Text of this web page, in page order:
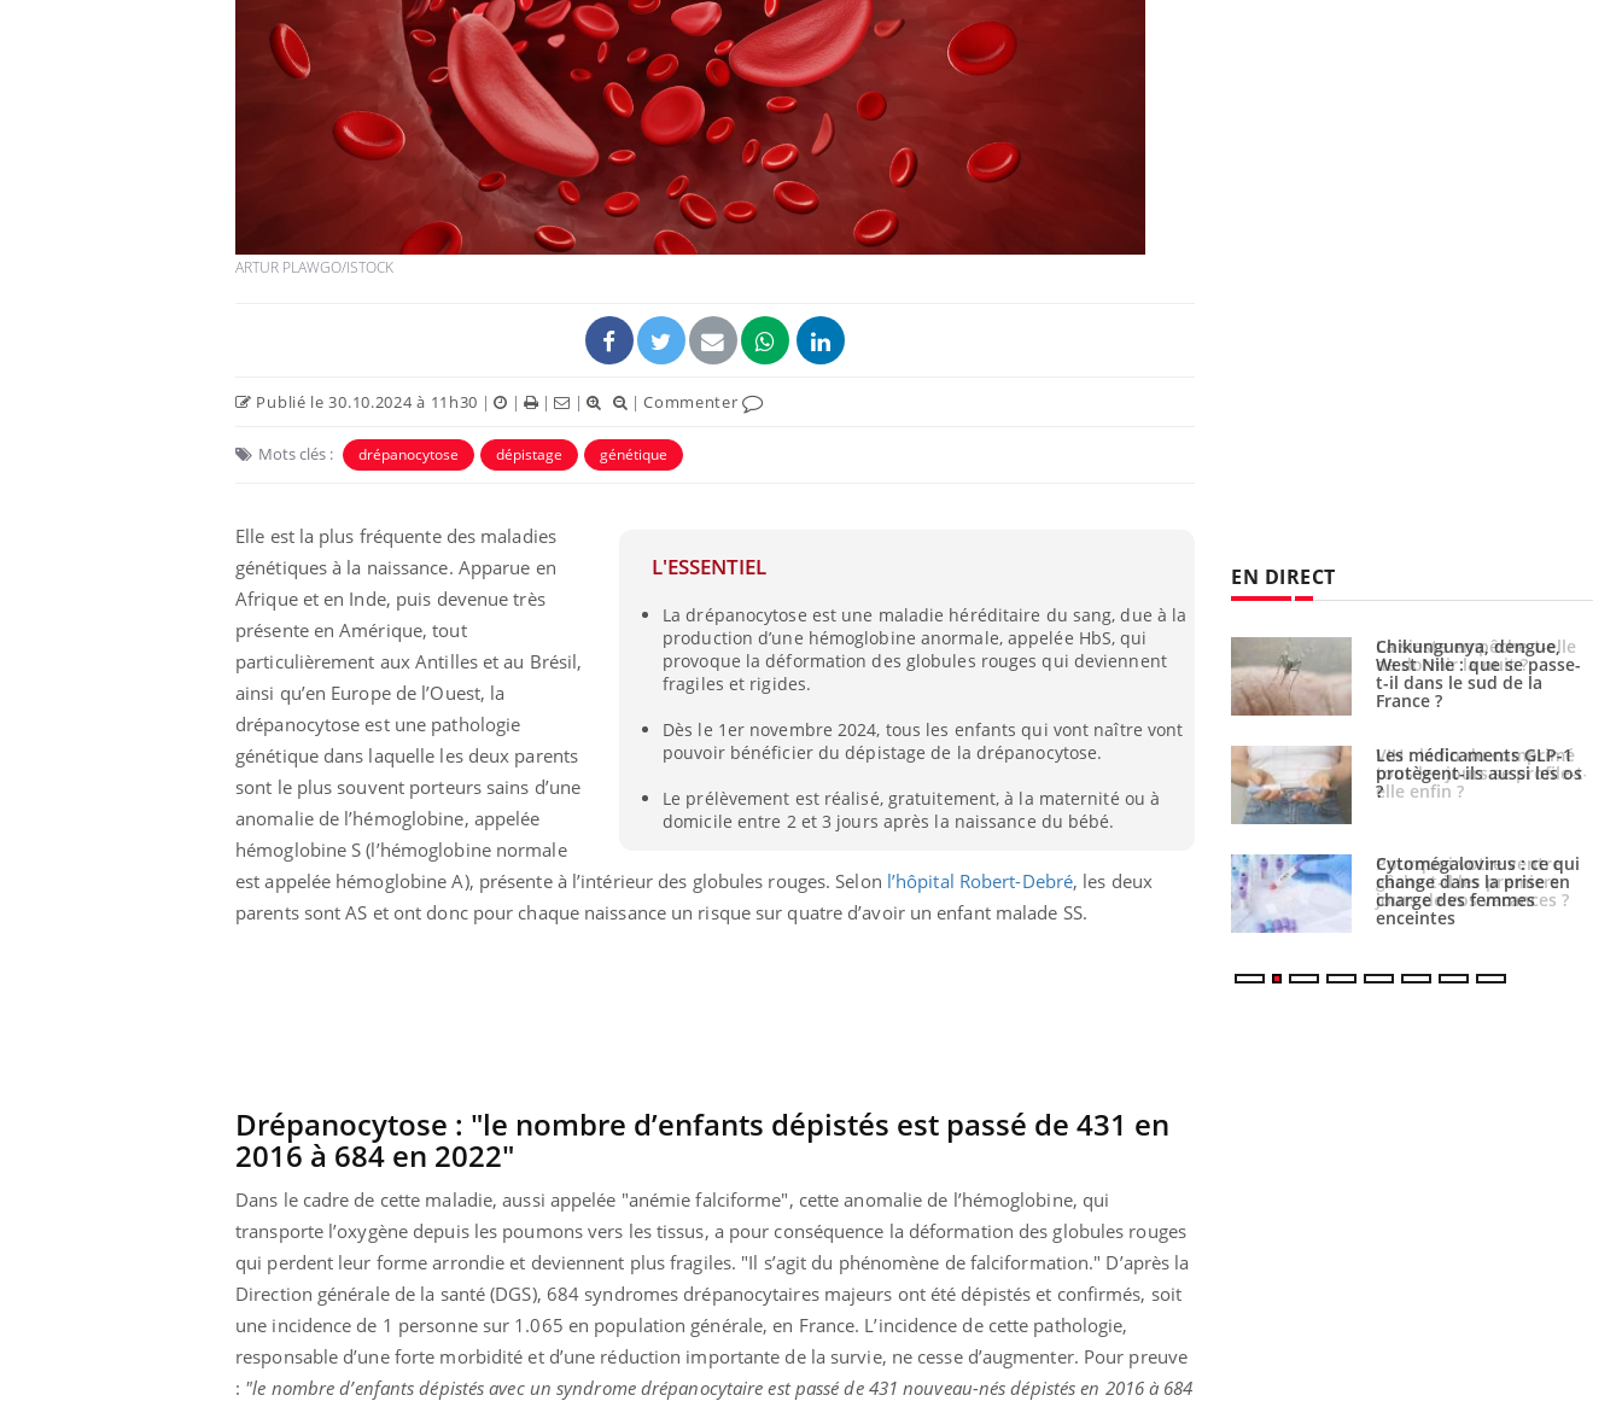
ARTUR PLAWGO/ISTOCK
Publié le 30.10.2024 à 11h30 | | | | |Commenter
Mots clés : drépanocytose dépistage génétique
L'ESSENTIEL
La drépanocytose est une maladie héréditaire du sang, due à la
production d’une hémoglobine anormale, appelée HbS, qui
provoque la déformation des globules rouges qui deviennent
fragiles et rigides.
Dès le 1er novembre 2024, tous les enfants qui vont naître vont
pouvoir bénéficier du dépistage de la drépanocytose.
Le prélèvement est réalisé, gratuitement, à la maternité ou à
domicile entre 2 et 3 jours après la naissance du bébé.
Elle est la plus fréquente des maladies
génétiques à la naissance. Apparue en
Afrique et en Inde, puis devenue très
présente en Amérique, tout
particulièrement aux Antilles et au Brésil,
ainsi qu’en Europe de l’Ouest, la
drépanocytose est une pathologie
génétique dans laquelle les deux parents
sont le plus souvent porteurs sains d’une
anomalie de l’hémoglobine, appelée
hémoglobine S (l’hémoglobine normale
est appelée hémoglobine A), présente à l’intérieur des globules rouges. Selon l’hôpital Robert-Debré, les deux
parents sont AS et ont donc pour chaque naissance un risque sur quatre d’avoir un enfant malade SS.
Drépanocytose : "le nombre d’enfants dépistés est passé de 431 en
2016 à 684 en 2022"
Dans le cadre de cette maladie, aussi appelée "anémie falciforme", cette anomalie de l’hémoglobine, qui
transporte l’oxygène depuis les poumons vers les tissus, a pour conséquence la déformation des globules rouges
qui perdent leur forme arrondie et deviennent plus fragiles. "Il s’agit du phénomène de falciformation." D’après la
Direction générale de la santé (DGS), 684 syndromes drépanocytaires majeurs ont été dépistés et confirmés, soit
une incidence de 1 personne sur 1.065 en population générale, en France. L’incidence de cette pathologie,
responsable d’une forte morbidité et d’une réduction importante de la survie, ne cesse d’augmenter. Pour preuve
: "le nombre d’enfants dépistés avec un syndrome drépanocytaire est passé de 431 nouveau-nés dépistés en 2016 à 684
EN DIRECT
Chikungunya, dengue,
West Nile : que se passe-
Les médicaments GLP-1
?
change dans la prise en
enceintes
La sieste empêche-t-elle
de dormir la nuit ?
VIH : la fin du comprimé
tous les jours se profile-t-
elle enfin ?
Pourquoi votre ventre
gâche-t-il les premiers
jours de vos vacances ?